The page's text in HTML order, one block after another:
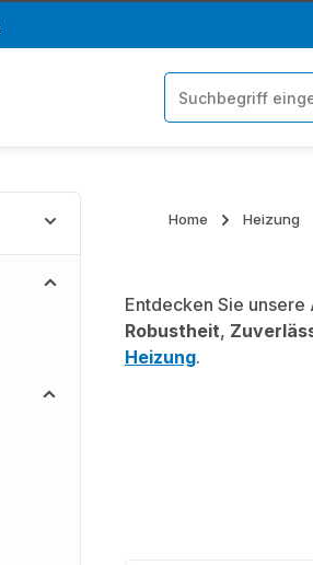
Home Heizung
Entdecken Sie unsere
Robustheit,
Heizung.